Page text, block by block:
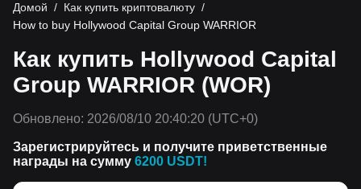
Домой / Как купить криптовалюту /
How to buy Hollywood Capital Group WARRIOR
Как купить Hollywood Capital
Group WARRIOR (WOR)
Обновлено: 2026/08/10 20:40:20 (UTC+0)
Зарегистрируйтесь и получите приветственные
награды на сумму 6200 USDT!